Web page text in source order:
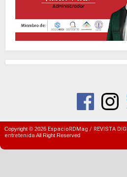
Copyright © 2026 EspacioRDMag / REVISTA
entretenidaAll Right Reserved